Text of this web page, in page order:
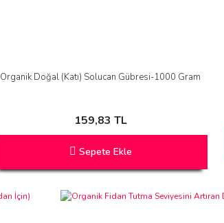
Organik Doğal (Katı) Solucan Gübresi-1000 Gram
159,83 TL
Sepete Ekle